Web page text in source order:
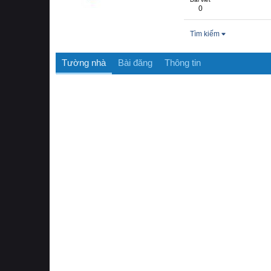
0
Tìm kiếm
Tường nhà Bài đăng Thông tin